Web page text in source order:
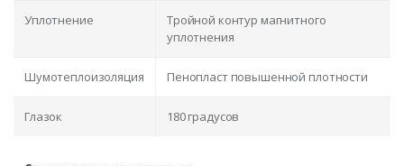
Уплотнение
Тройной контур магнитного
уплотнения
Шумотеплоизоляция Пенопласт повышенной плотности
Глазок 180 градусов